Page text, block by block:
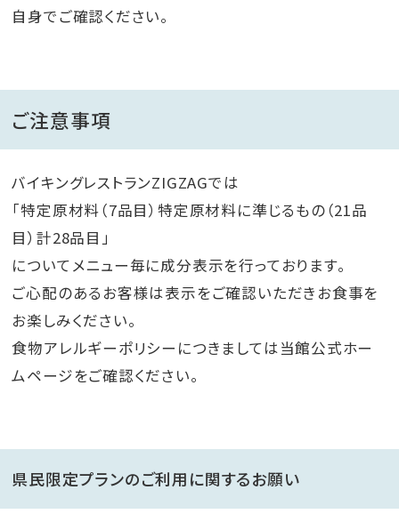
自身でご確認ください。
ご注意事項
バイキングレストランZIGZAGでは
「特定原材料（7品目）特定原材料に準じるもの（21品
目）計28品目」
についてメニュー毎に成分表示を行っております。
ご心配のあるお客様は表示をご確認いただきお食事を
お楽しみください。
食物アレルギーポリシーにつきましては当館公式ホー
ムページをご確認ください。
県民限定プランのご利用に関するお願い